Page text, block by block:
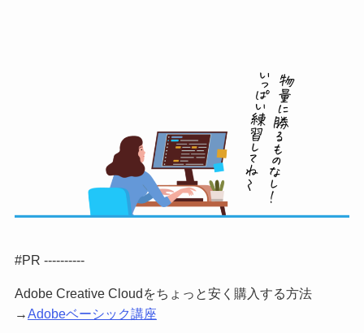
#PR ----------
Adobe Creative Cloudをちょっと安く購入する方法
→Adobeベーシック講座